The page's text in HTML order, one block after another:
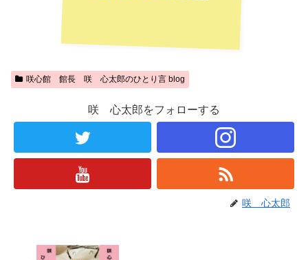
咲心館 館長 咲 心太郎のひとり言 blog
咲 心太郎をフォローする
咲 心太郎